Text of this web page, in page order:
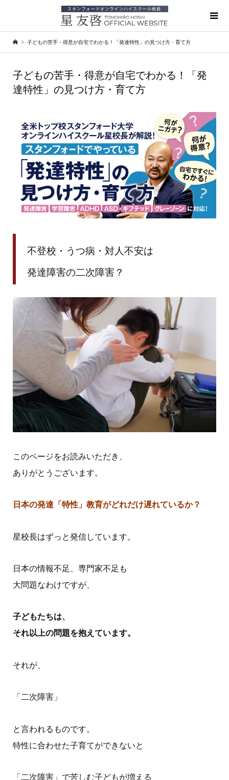
子どもの苦手・得意が自宅でわかる！「発達特性」の見つけ方・育て方
子どもの苦手・得意が自宅でわかる！「発
達特性」の見つけ方・育て方
不登校・うつ病・対人不安は
発達障害の二次障害？
このページをお読みいただき、
ありがとうございます。
日本の発達「特性」教育がどれだけ遅れているか？
星校長はずっと発信しています。
日本の情報不足、専門家不足も
大問題なわけですが、
子どもたちは、
それ以上の問題を抱えています。
それが、
「二次障害」
と言われるものです。
特性に合わせた子育てができないと
「二次障害」で苦しむ子どもが増える